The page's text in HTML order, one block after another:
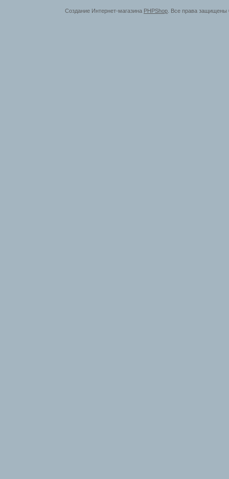
Создание Интернет-магазина PHPShop . Все права защищены